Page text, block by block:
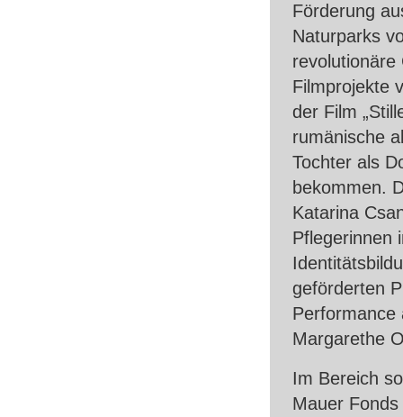
Förderung
Naturparks
revolutionäre
Filmprojekte
der Film
rumänische
Tochter als
bekommen.
Katarina
Pflegerinnen
geförderten
Performance
Margarethe
Im Bereich
Mauer